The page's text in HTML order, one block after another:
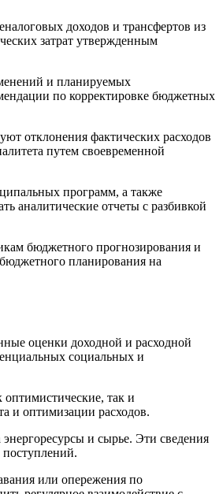
доходов и трансфертов из
затрат утвержденным
и планируемых
по корректировке бюджетных
отклонения фактических расходов
путем своевременной
программ, а также
аналитические отчеты с разбивкой
бюджетного прогнозирования и
планирования на
оценки доходной и расходной
социальных и
так и
и оптимизации расходов.
и сырье. Эти сведения
поступлений.
или опережения по